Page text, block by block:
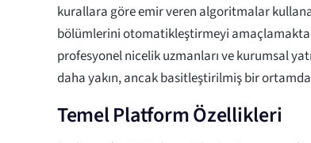
kurallara göre emir veren algoritmalar
bölümlerini otomatikleştirmeyi
profesyonel nicelik uzmanları ve kurumsal
daha yakın, ancak basitleştirilmiş bir
Temel Platform Özellikleri